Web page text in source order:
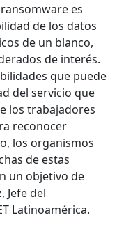
es
de los datos
de un blanco,
de interés.
que puede
del servicio que
los trabajadores
reconocer
los organismos
de estas
un objetivo de
Jefe del
Latinoamérica.